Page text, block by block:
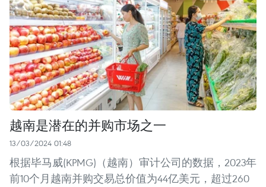
越南是潜在的并购市场之一
13/03/2024 01:48
根据毕马威(KPMG)（越南）审计公司的数据，2023年
前10个月越南并购交易总价值为44亿美元，超过260